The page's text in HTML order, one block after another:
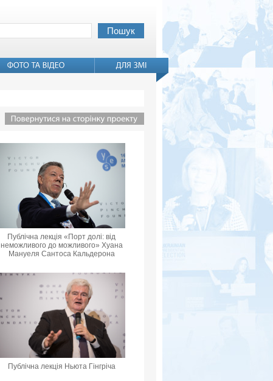
Публічна лекція «Порт долі: від
неможливого до можливого» Хуана
Мануеля Сантоса Кальдерона
Публічна лекція Ньюта Гінгріча